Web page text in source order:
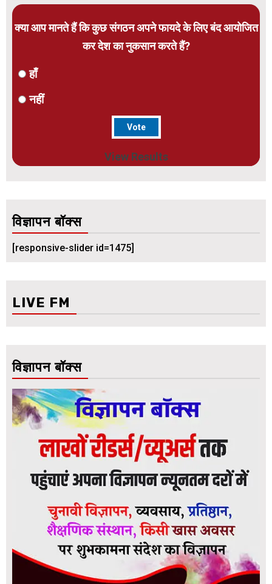
क्या आप मानते हैं कि कुछ संगठन अपने फायदे के लिए बंद आयोजित
कर देश का नुकसान करते हैं?
हाँ
नहीं
View Results
विज्ञापन बॉक्स
[responsive-slider id=1475]
LIVE FM
विज्ञापन बॉक्स